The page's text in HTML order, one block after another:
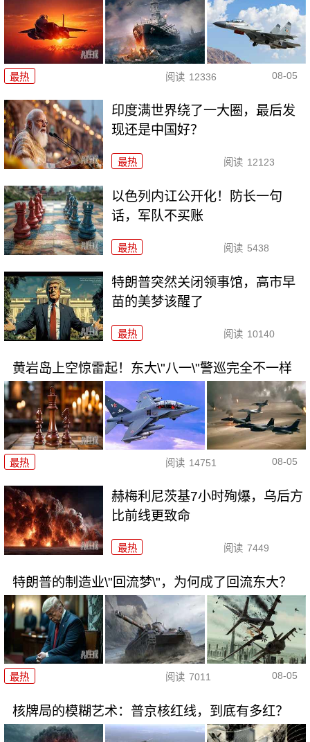
最热 阅读 12336 08-05
印度满世界绕了一大圈，最后发
现还是中国好？
最热 阅读 12123
以色列内讧公开化！防长一句
话，军队不买账
最热 阅读 5438
特朗普突然关闭领事馆，高市早
苗的美梦该醒了
最热 阅读 10140
黄岩岛上空惊雷起！东大\"八一\"警巡完全不一样
最热 阅读 14751 08-05
赫梅利尼茨基7小时殉爆，乌后方
比前线更致命
最热 阅读 7449
特朗普的制造业\"回流梦\"，为何成了回流东大？
最热 阅读 7011 08-05
核牌局的模糊艺术：普京核红线，到底有多红？